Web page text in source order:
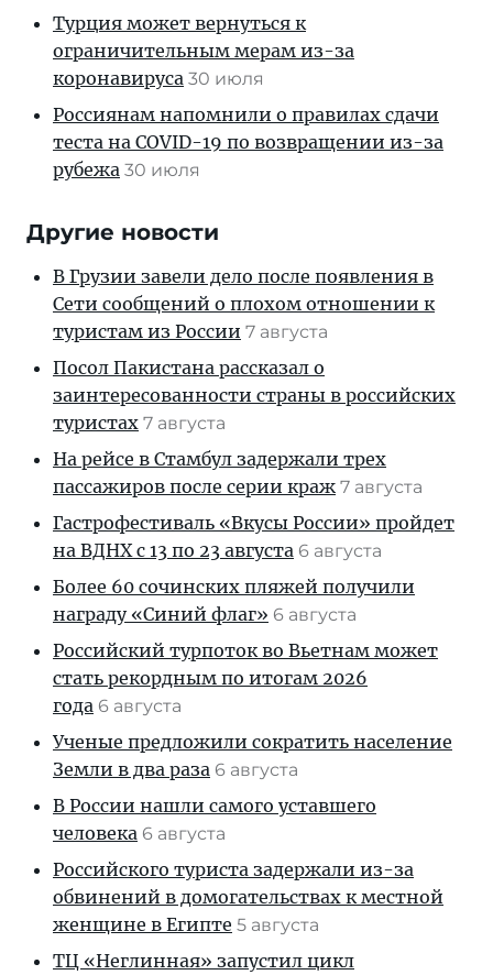
Турция может вернуться к
ограничительным мерам из-за
коронавируса 30 июля
Россиянам напомнили о правилах сдачи
теста на COVID-19 по возвращении из-за
рубежа 30 июля
Другие новости
В Грузии завели дело после появления в
Сети сообщений о плохом отношении к
туристам из России 7 августа
Посол Пакистана рассказал о
заинтересованности страны в российских
туристах 7 августа
На рейсе в Стамбул задержали трех
пассажиров после серии краж 7 августа
Гастрофестиваль «Вкусы России» пройдет
на ВДНХ с 13 по 23 августа 6 августа
Более 60 сочинских пляжей получили
награду «Синий флаг» 6 августа
Российский турпоток во Вьетнам может
стать рекордным по итогам 2026
года 6 августа
Ученые предложили сократить население
Земли в два раза 6 августа
В России нашли самого уставшего
человека 6 августа
Российского туриста задержали из-за
обвинений в домогательствах к местной
женщине в Египте 5 августа
ТЦ «Неглинная» запустил цикл